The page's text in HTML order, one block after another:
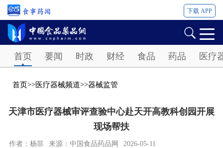
下载 APP
首页 要闻 时政 财经 食品 药品 医疗
首页>>医疗器械频道>>器械监管
天津市医疗器械审评查验中心赴天开高教科创园开展
现场帮扶
作者：杨菲 来源：中国食品药品网 2026-05-11